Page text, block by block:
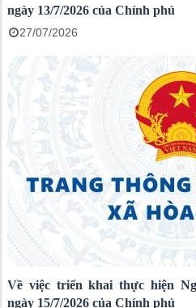
ngày 13/7/2026 của Chính phủ
27/07/2026
Về việc triển khai thực hiện
ngày 15/7/2026 của Chính phủ